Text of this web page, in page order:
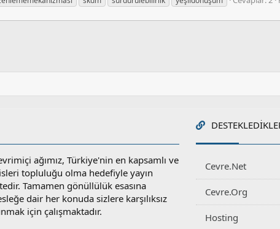
ağımız, Türkiye'nin en kapsamlı ve
topluluğu olma hedefiyle yayın
Tamamen gönüllülük esasına
dair her konuda sizlere karşılıksız
için çalışmaktadır.
Cevre.Net
Cevre.Org
Hosting